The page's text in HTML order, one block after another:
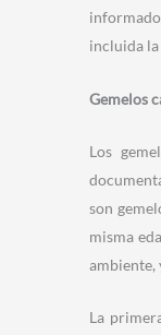
incluida la
Gemelos
Los
son
misma
ambiente,
La